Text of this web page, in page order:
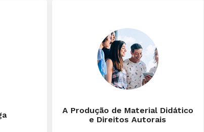
A Produção de Material Didático
e Direitos Autorais